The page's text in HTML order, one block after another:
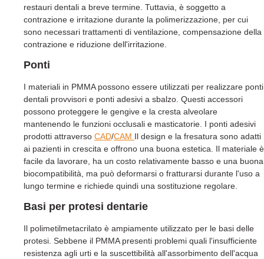
restauri dentali a breve termine. Tuttavia, è soggetto a
contrazione e irritazione durante la polimerizzazione, per cui
sono necessari trattamenti di ventilazione, compensazione della
contrazione e riduzione dell'irritazione.
Ponti
I materiali in PMMA possono essere utilizzati per realizzare ponti
dentali provvisori e ponti adesivi a sbalzo. Questi accessori
possono proteggere le gengive e la cresta alveolare
mantenendo le funzioni occlusali e masticatorie. I ponti adesivi
prodotti attraverso CAD/CAM Il design e la fresatura sono adatti
ai pazienti in crescita e offrono una buona estetica. Il materiale è
facile da lavorare, ha un costo relativamente basso e una buona
biocompatibilità, ma può deformarsi o fratturarsi durante l'uso a
lungo termine e richiede quindi una sostituzione regolare.
Basi per protesi dentarie
Il polimetilmetacrilato è ampiamente utilizzato per le basi delle
protesi. Sebbene il PMMA presenti problemi quali l'insufficiente
resistenza agli urti e la suscettibilità all'assorbimento dell'acqua